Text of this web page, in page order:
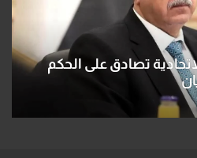
تصادق على الحكم